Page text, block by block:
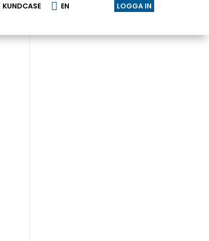
KUNDCASE  EN LOGGA IN